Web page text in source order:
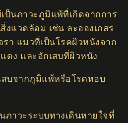
ป็นภาวะภูมิแพ้ที่เกิดจากการ
แวดล้อม เช่น ละอองเกสร
รา แมวที่เป็นโรคผิวหนังจาก
ง และอักเสบที่ผิวหนัง
บจากภูมิแพ้หรือโรคหอบ
ภาวะระบบทางเดินหายใจที่